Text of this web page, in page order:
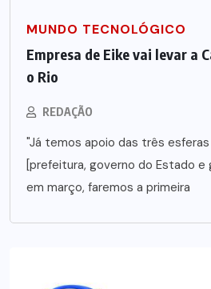
MUNDO TECNOLÓGICO
Empresa de Eike vai levar a
o Rio
REDAÇÃO
"Já temos apoio das três
[prefeitura, governo do Estado e
em março, faremos a primeira